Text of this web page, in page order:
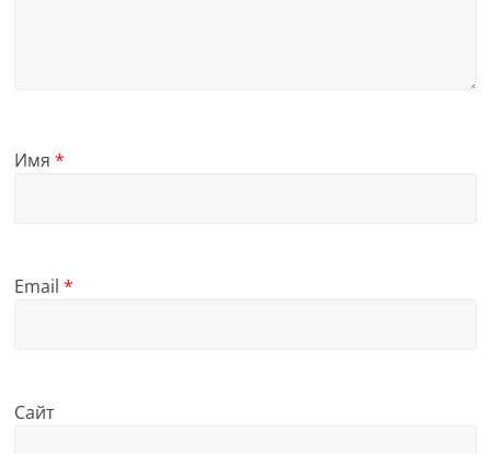
Имя*
Email*
Сайт